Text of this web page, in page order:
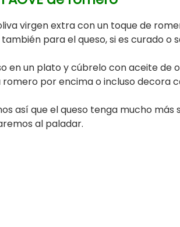
virgen extra con un toque de
para el queso, si es curado o
en un plato y cúbrelo con aceite de
romero por encima o incluso decora
así que el queso tenga mucho
al paladar.